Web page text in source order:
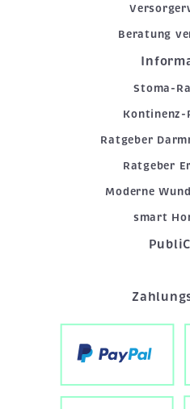
Beratung
Stoma-
Kontinenz-
Ratgeber
Ratgeber
Moderne
smart